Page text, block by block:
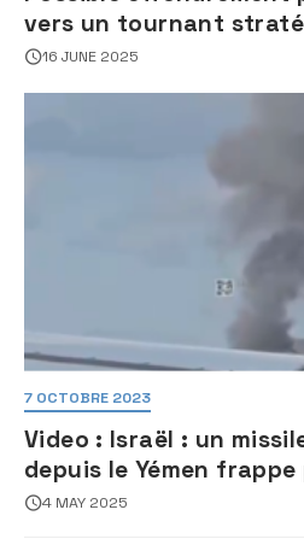
vers un tournant
16 JUNE 2025
7 OCTOBRE 2023
Video : Israël : un
depuis le Yémen
3 de l’aéroport Ben
4 MAY 2025